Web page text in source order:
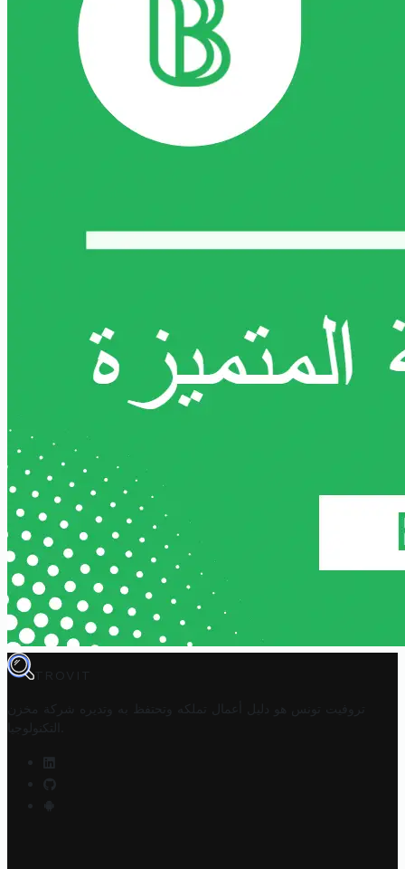
TROVIT
تروفيت تونس هو دليل أعمال تملكه وتحتفظ به وتديره
شركة مخزن
التكنولوجيا